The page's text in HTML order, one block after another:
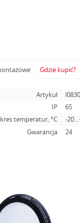
Artykuł
IP
65
temperatur, °C
-
Gwarancja
24
Gdzie kupić?